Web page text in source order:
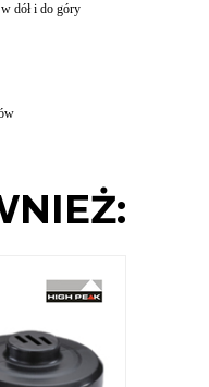
dół i do góry